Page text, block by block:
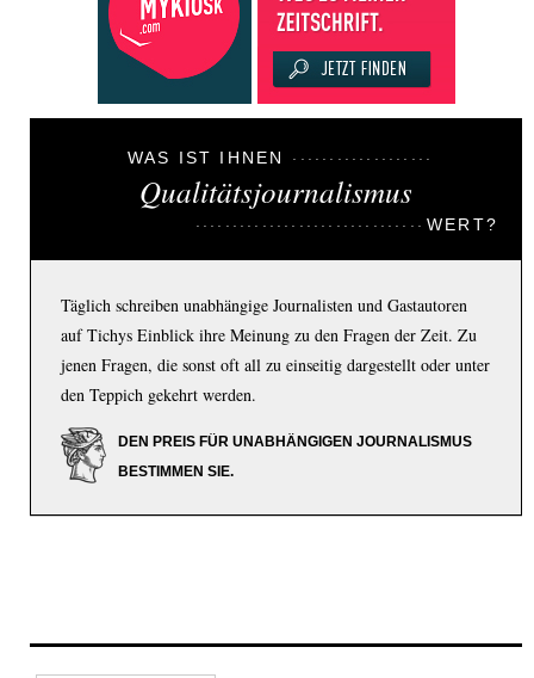
WAS IST IHNEN
Qualitätsjournalismus
WERT?
Täglich schreiben unabhängige Journalisten und Gastautoren
auf Tichys Einblick ihre Meinung zu den Fragen der Zeit. Zu
jenen Fragen, die sonst oft all zu einseitig dargestellt oder unter
den Teppich gekehrt werden.
DEN PREIS FÜR UNABHÄNGIGEN JOURNALISMUS
BESTIMMEN SIE.